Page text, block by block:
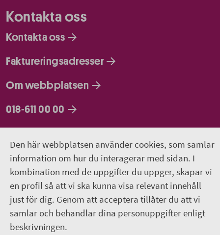
Den här webbplatsen använder cookies, som samlar
information om hur du interagerar med sidan. I
kombination med de uppgifter du uppger, skapar vi
en profil så att vi ska kunna visa relevant innehåll
just för dig. Genom att acceptera tillåter du att vi
samlar och behandlar dina personuppgifter enligt
beskrivningen.
Kontakta oss
Kontakta oss
Faktureringsadresser
Om webbplatsen
018-611 00 00
Genvägar
För personal i Region Uppsala
It-system och e-tjänster